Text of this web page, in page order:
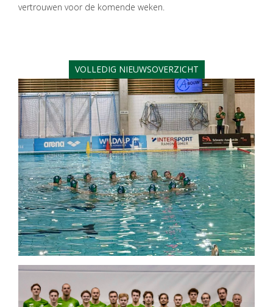
vertrouwen voor de komende weken.
VOLLEDIG NIEUWSOVERZICHT